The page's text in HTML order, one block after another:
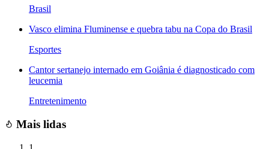
Brasil
Vasco elimina Fluminense e quebra tabu na Copa do Brasil
Esportes
Cantor sertanejo internado em Goiânia é diagnosticado com
leucemia
Entretenimento
Mais lidas